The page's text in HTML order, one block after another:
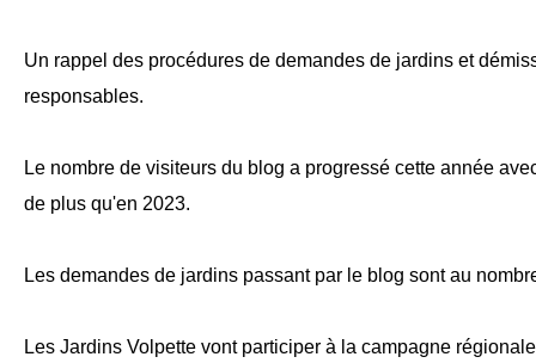
Un rappel des procédures de demandes de jardins et
responsables.
Le nombre de visiteurs du blog a progressé cette année
de plus qu'en 2023.
Les demandes de jardins passant par le blog sont au
Les Jardins Volpette vont participer à la campagne